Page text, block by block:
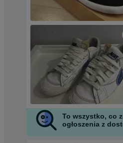
To wszystko, co
ogłoszenia z